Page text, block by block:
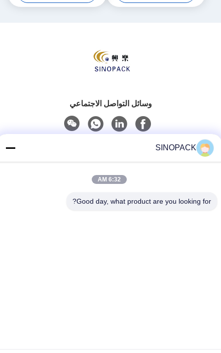
وسائل التواصل الاجتماعي
بريد إلكتروني
SINOPACK
6:32 AM
Good day, what product are you looking for?